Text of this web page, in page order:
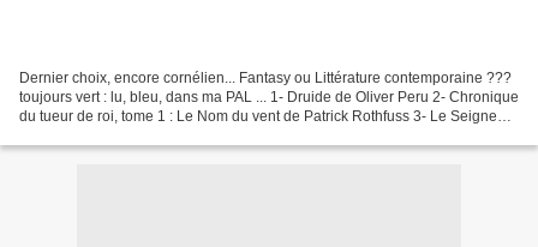
Dernier choix, encore cornélien... Fantasy ou Littérature contemporaine ???
toujours vert : lu, bleu, dans ma PAL ... 1- Druide de Oliver Peru 2- Chronique
du tueur de roi, tome 1 : Le Nom du vent de Patrick Rothfuss 3- Le Seigneur